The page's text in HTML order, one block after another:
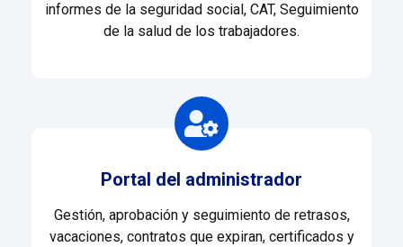
informes de la seguridad social, CAT, Seguimiento
de la salud de los trabajadores.
Portal del administrador
Gestión, aprobación y seguimiento de retrasos,
vacaciones, contratos que expiran, certificados y